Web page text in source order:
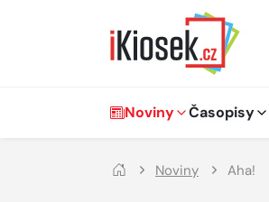
Hlavní navigace
Noviny Časopisy
Noviny Aha!